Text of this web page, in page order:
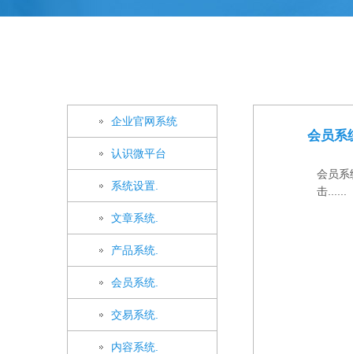
企业官网系统
认识微平台
系统设置.
文章系统.
产品系统.
会员系统.
交易系统.
内容系统.
会员系
会员
击......